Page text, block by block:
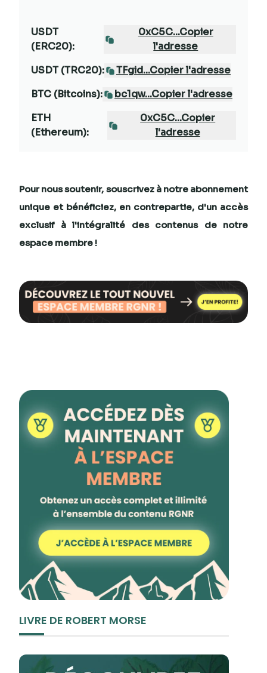
USDT
(ERC20):
0xC5C...Copier
l'adresse
USDT (TRC20):
TFgid...Copier l'adresse
BTC (Bitcoins):
bc1qw...Copier l'adresse
ETH
(Ethereum):
0xC5C...Copier
l'adresse
Pour nous soutenir, souscrivez à notre abonnement
unique et bénéficiez, en contrepartie, d'un accès
exclusifà l'intégralité des contenus de notre
espace membre !
LIVRE DE ROBERT MORSE